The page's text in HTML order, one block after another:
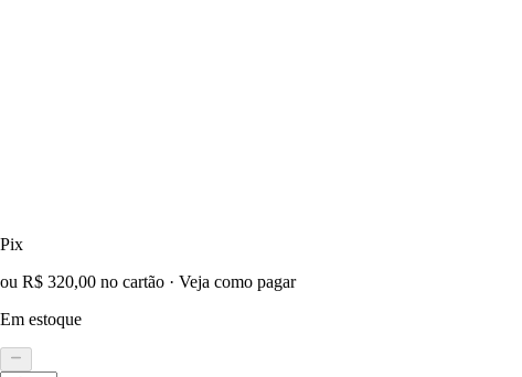
Pix
ou R$ 320,00 no cartão · Veja como pagar
Em estoque